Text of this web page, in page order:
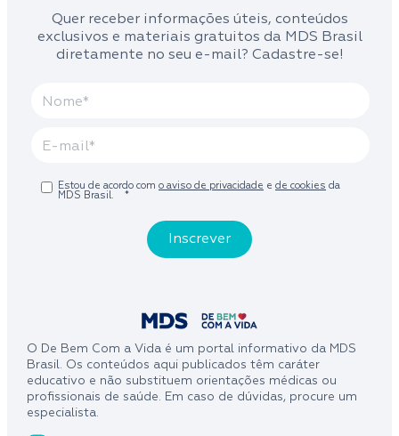
Quer receber informações úteis, conteúdos
exclusivos e materiais gratuitos da MDS Brasil
diretamente no seu e-mail? Cadastre-se!
Estou de acordo com o aviso de privacidade e de cookies da
MDS Brasil.
*
O De Bem Com a Vida é um portal informativo da MDS
Brasil. Os conteúdos aqui publicados têm caráter
educativo e não substituem orientações médicas ou
profissionais de saúde. Em caso de dúvidas, procure um
especialista.